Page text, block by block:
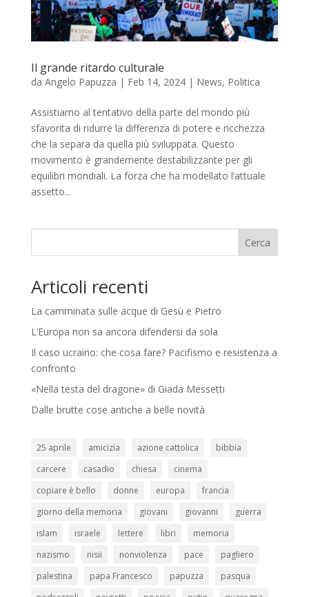
Il grande ritardo culturale
da Angelo Papuzza | Feb 14, 2024| News, Politica
Assistiamo al tentativo della parte del mondo più
sfavorita di ridurre la differenza di potere e ricchezza
che la separa da quella più sviluppata. Questo
movimento è grandemente destabilizzante per gli
equilibri mondiali. La forza che ha modellato l’attuale
assetto...
Cerca
Articoli recenti
La camminata sulle acque di Gesù e Pietro
L’Europa non sa ancora difendersi da sola
Il caso ucraino: che cosa fare? Pacifismo e resistenza a
confronto
«Nella testa del dragone» di Giada Messetti
Dalle brutte cose antiche a belle novità
25 aprile amicizia azione cattolica
bibbia
carcere
casadio chiesa
cinema
copiare è bello
donne europa
francia
giorno della memoria
giovani giovanni
guerra
islam
israele lettere libri
memoria
nazismo
nisii nonviolenza pace
pagliero
palestina
papa Francesco papuzza
pasqua